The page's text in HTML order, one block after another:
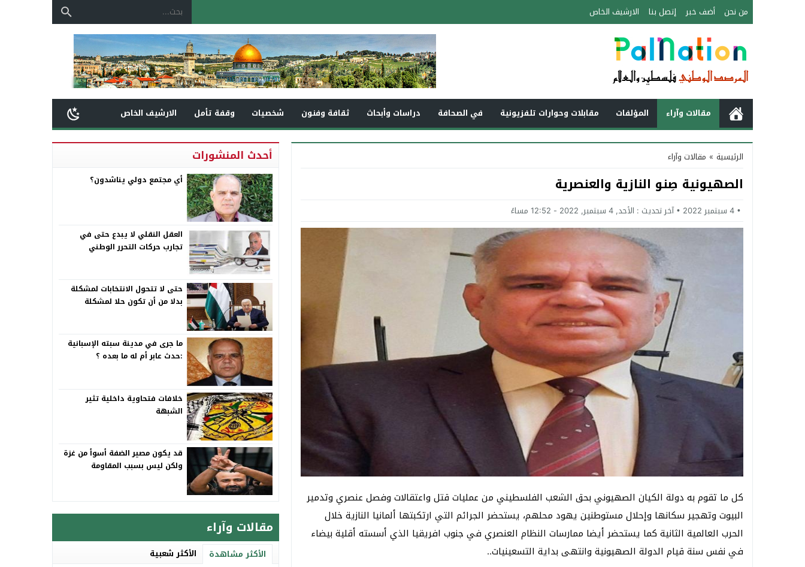
من نحن أضف خبر إتصل بنا الارشيف الخاص
مقالات وآراء المؤلفات مقابلات وحوارات تلفزيونية في الصحافة دراسات وأبحاث ثقافة وفنون شخصيات وقفة تأمل الارشيف الخاص
الرئيسية » مقالات وآراء
الصهيونية صِنو النازية والعنصرية
4 سبتمبر 2022 آخر تحديث : الأحد, 4 سبتمبر, 2022 - 12:52 مساءً
كل ما تقوم به دولة الكيان الصهيوني بحق الشعب الفلسطيني من عمليات قتل واعتقالات وفصل عنصري وتدمير
البيوت وتهجير سكانها وإحلال مستوطنين يهود محلهم، يستحضر الجرائم التي ارتكبتها ألمانيا النازية خلال
الحرب العالمية الثانية كما يستحضر أيضا ممارسات النظام العنصري في جنوب افريقيا الذي أسسته أقلية بيضاء
في نفس سنة قيام الدولة الصهيونية وانتهى بداية التسعينيات..
أحدث المنشورات
أي مجتمع دولي يناشدون؟
العقل النقلي لا يبدع حتى في
تجارب حركات التحرر الوطني
حتى لا تتحول الانتخابات لمشكلة
بدلا من أن تكون حلا لمشكلة
ما جرى في مدينة سبته الإسبانية
:حدث عابر أم له ما بعده ؟
خلافات فتحاوية داخلية تثير
الشبهة
قد يكون مصير الضفة أسوأ من غزة
ولكن ليس بسبب المقاومة
مقالات وآراء
الأكثر مشاهدة الأكثر شعبية